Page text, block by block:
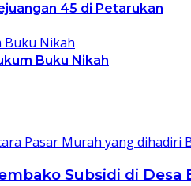
45 di Petarukan
Buku Nikah
Subsidi di Desa